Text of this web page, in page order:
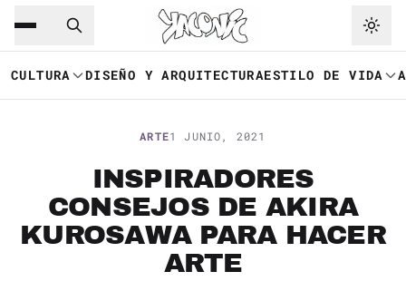
Saltar al contenido principal
CULTURA DISEÑO Y ARQUITECTURAESTILO DE VIDA
ARTE1 JUNIO, 2021
INSPIRADORES
CONSEJOS DE AKIRA
KUROSAWA PARA HACER
ARTE